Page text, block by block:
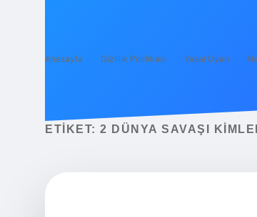
Anasayfa Gizlilik Politikası Yasal Uyarı
ETIKET: 2 DÜNYA SAVAŞI